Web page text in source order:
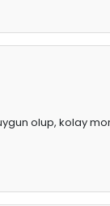
olup, kolay